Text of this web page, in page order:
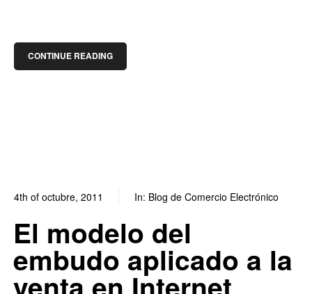
CONTINUE READING
4th of octubre, 2011 In: Blog de Comercio Electrónico
El modelo del
embudo aplicado a la
venta en Internet